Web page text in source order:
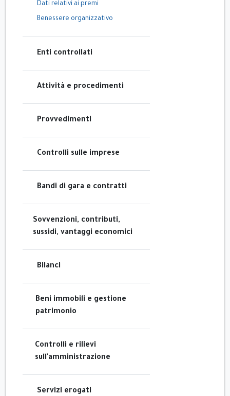
Dati relativi ai premi
Benessere organizzativo
Enti controllati
Attività e procedimenti
Provvedimenti
Controlli sulle imprese
Bandi di gara e contratti
Sovvenzioni, contributi,
sussidi, vantaggi economici
Bilanci
Beni immobili e gestione
patrimonio
Controlli e rilievi
sull'amministrazione
Servizi erogati